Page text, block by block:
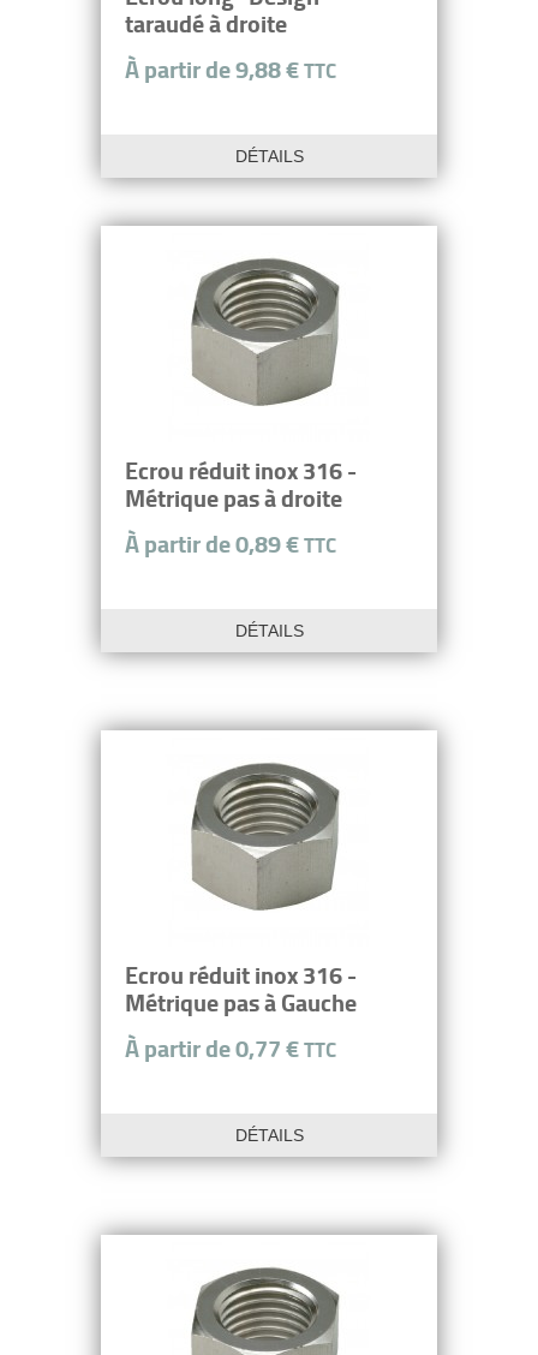
taraudé à droite
À partir de 9,88 €TTC
DÉTAILS
Ecrou réduit inox 316 -
Métrique pas à droite
À partir de 0,89 €TTC
DÉTAILS
Ecrou réduit inox 316 -
Métrique pas à Gauche
À partir de 0,77 €TTC
DÉTAILS